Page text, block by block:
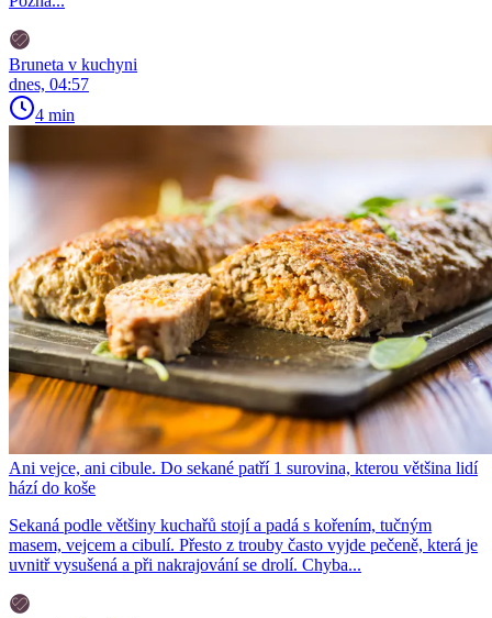
Bruneta v kuchyni
dnes, 04:57
4 min
Ani vejce, ani cibule. Do sekané patří 1 surovina, kterou většina lidí
hází do koše
Sekaná podle většiny kuchařů stojí a padá s kořením, tučným
masem, vejcem a cibulí. Přesto z trouby často vyjde pečeně, která je
uvnitř vysušená a při nakrajování se drolí. Chyba...